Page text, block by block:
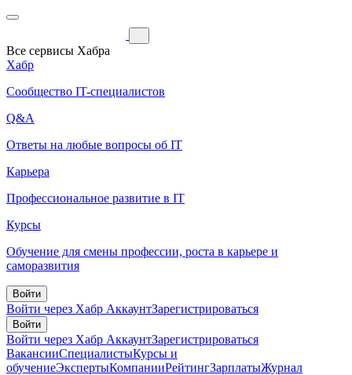
Все сервисы Хабра
Хабр
Сообщество IT-специалистов
Q&A
Ответы на любые вопросы об IT
Карьера
Профессиональное развитие в IT
Курсы
Обучение для смены профессии, роста в карьере и
саморазвития
Войти
Войти через Хабр АккаунтЗарегистрироваться
Войти
Войти через Хабр АккаунтЗарегистрироваться
ВакансииСпециалистыКурсы и
обучениеЭкспертыКомпанииРейтингЗарплатыЖурнал